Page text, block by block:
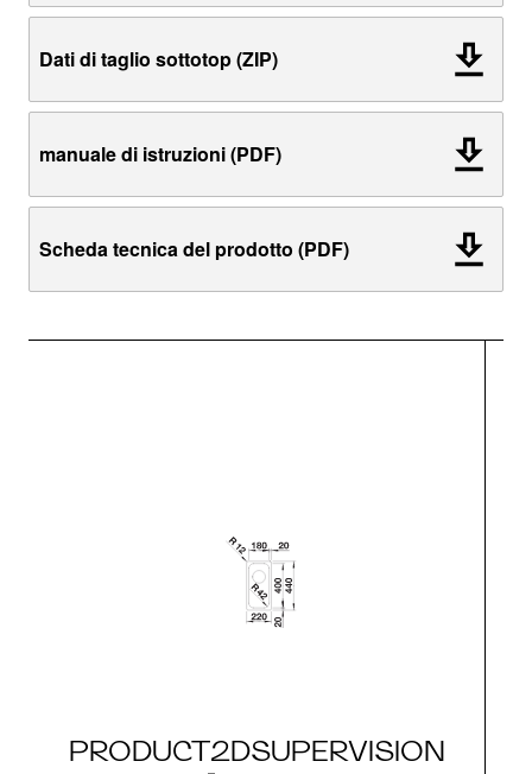
Dati di taglio sottotop (ZIP)
manuale di istruzioni (PDF)
Scheda tecnica del prodotto (PDF)
PRODUCT2DSUPERVISION